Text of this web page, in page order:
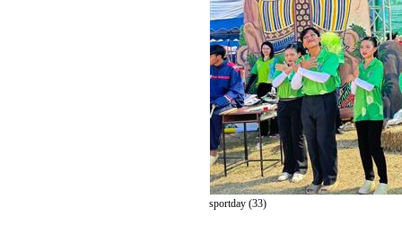
sportday (33)